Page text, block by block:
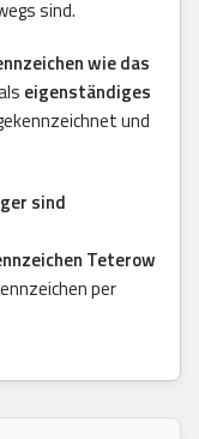
sind.
wie das
eigenständiges
und
sind
Teterow
per